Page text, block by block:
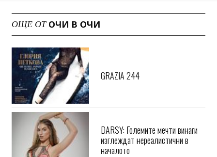
ОЩЕ ОТ ОЧИ В ОЧИ
GRAZIA 244
DARSY: Големите мечти винаги
изглеждат нереалистични в
началото